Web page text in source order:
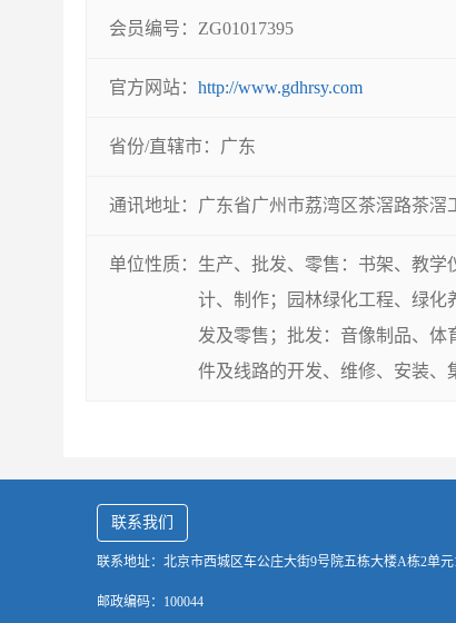
会员编号： ZG01017395
官方网站： http://www.gdhrsy.com
省份/直辖市： 广东
通讯地址： 广东省广州市荔湾区茶滘路茶滘
单位性质： 生产、批发、零售：书架、教
计、制作；园林绿化工程、绿化
发及零售；批发：音像制品、
件及线路的开发、维修、安装、
联系我们
联系地址：北京市西城区车公庄大街9号院五栋大楼A栋2单元
邮政编码：100044